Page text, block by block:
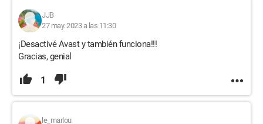
JJB
27 may. 2023 a las 11:30
¡Desactivé Avast y también funciona!!!
Gracias, genial
1
le_marlou